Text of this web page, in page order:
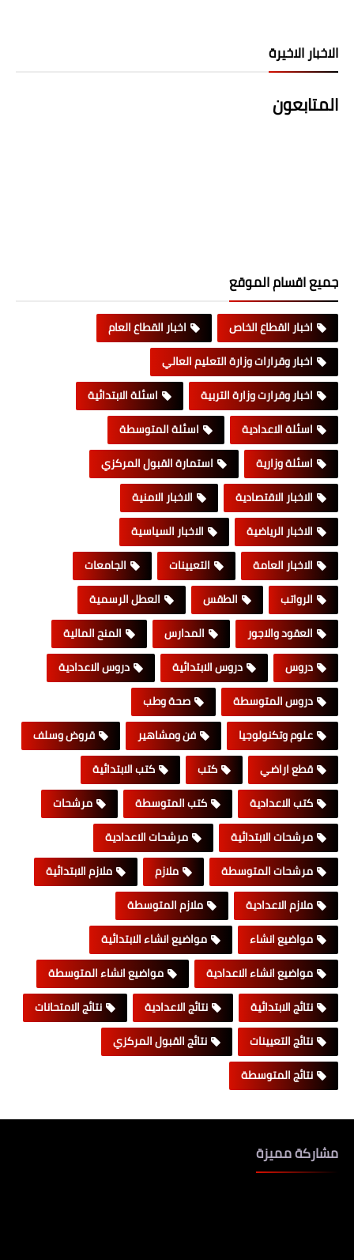
الاخبار الاخيرة
المتابعون
جميع اقسام الموقع
اخبار القطاع الخاص
اخبار القطاع العام
اخبار وقرارات وزارة التعليم العالي
اخبار وقرارت وزارة التربية
اسئلة الابتدائية
اسئلة الاعدادية
اسئلة المتوسطة
اسئلة وزارية
استمارة القبول المركزي
الاخبار الاقتصادية
الاخبار الامنية
الاخبار الرياضية
الاخبار السياسية
الاخبار العامة
التعيينات
الجامعات
الرواتب
الطقس
العطل الرسمية
العقود والاجور
المدارس
المنح المالية
دروس
دروس الابتدائية
دروس الاعدادية
دروس المتوسطة
صحة وطب
علوم وتكنولوجيا
فن ومشاهير
قروض وسلف
قطع اراضي
كتب
كتب الابتدائية
كتب الاعدادية
كتب المتوسطة
مرشحات
مرشحات الابتدائية
مرشحات الاعدادية
مرشحات المتوسطة
ملازم
ملازم الابتدائية
ملازم الاعدادية
ملازم المتوسطة
مواضيع انشاء
مواضيع انشاء الابتدائية
مواضيع انشاء الاعدادية
مواضيع انشاء المتوسطة
نتائج الابتدائية
نتائج الاعدادية
نتائج الامتحانات
نتائج التعيينات
نتائج القبول المركزي
نتائج المتوسطة
مشاركة مميزة